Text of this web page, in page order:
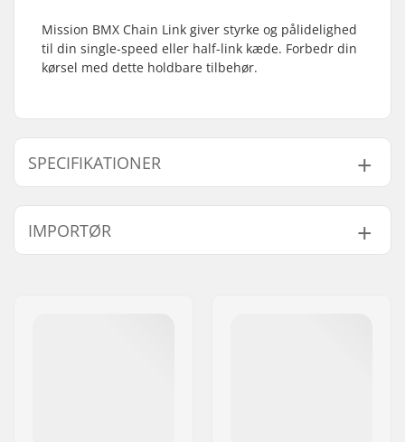
Mission BMX Chain Link giver styrke og pålidelighed
til din single-speed eller half-link kæde. Forbedr din
kørsel med dette holdbare tilbehør.
SPECIFIKATIONER
Kæde type: Half link
IMPORTØR